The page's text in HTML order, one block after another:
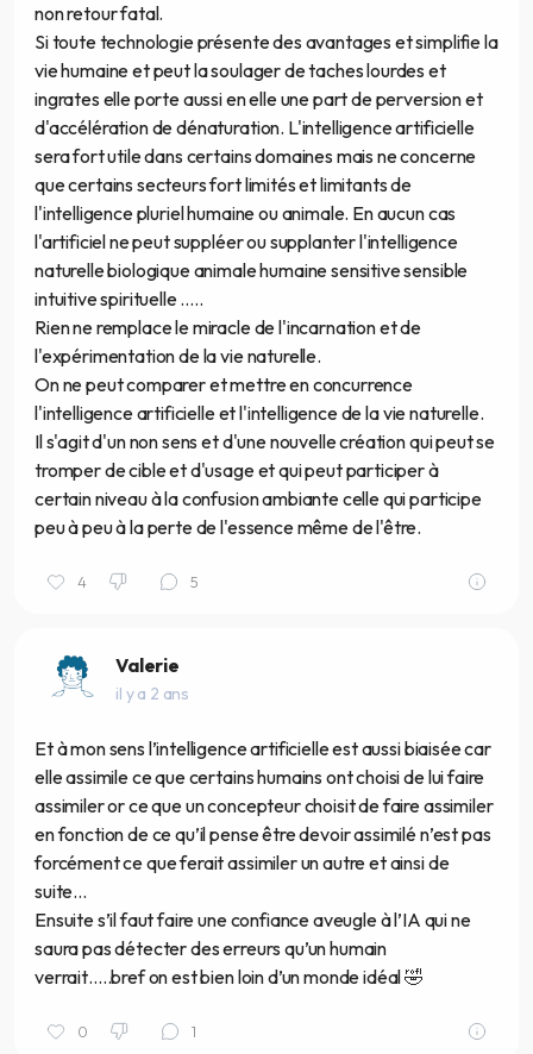
non retour fatal.
Si toute technologie présente des avantages et simplifie la
vie humaine et peut la soulager de taches lourdes et
ingrates elle porte aussi en elle une part de perversion et
d'accélération de dénaturation. L'intelligence artificielle
sera fort utile dans certains domaines mais ne concerne
que certains secteurs fort limités et limitants de
l'intelligence pluriel humaine ou animale. En aucun cas
l'artificiel ne peut suppléer ou supplanter l'intelligence
naturelle biologique animale humaine sensitive sensible
intuitive spirituelle .....
Rien ne remplace le miracle de l'incarnation et de
l'expérimentation de la vie naturelle.
On ne peut comparer et mettre en concurrence
l'intelligence artificielle et l'intelligence de la vie naturelle.
Il s'agit d'un non sens et d'une nouvelle création qui peut se
tromper de cible et d'usage et qui peut participer à
certain niveau à la confusion ambiante celle qui participe
peu à peu à la perte de l'essence même de l'être.
4 5
Valerie
il y a 2 ans
Et à mon sens l’intelligence artificielle est aussi biaisée car
elle assimile ce que certains humains ont choisi de lui faire
assimiler or ce que un concepteur choisit de faire assimiler
en fonction de ce qu’il pense être devoir assimilé n’est pas
forcément ce que ferait assimiler un autre et ainsi de
suite…
Ensuite s’il faut faire une confiance aveugle à l’IA qui ne
saura pas détecter des erreurs qu’un humain
verrait…..bref on est bien loin d’un monde idéal 🤣
0 1